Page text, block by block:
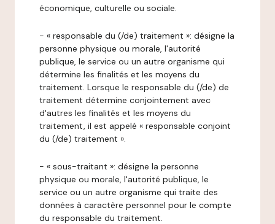
économique, culturelle ou sociale.
- « responsable du (/de) traitement »: désigne la
personne physique ou morale, l'autorité
publique, le service ou un autre organisme qui
détermine les finalités et les moyens du
traitement. Lorsque le responsable du (/de) de
traitement détermine conjointement avec
d'autres les finalités et les moyens du
traitement, il est appelé « responsable conjoint
du (/de) traitement ».
- « sous-traitant »: désigne la personne
physique ou morale, l'autorité publique, le
service ou un autre organisme qui traite des
données à caractère personnel pour le compte
du responsable du traitement.